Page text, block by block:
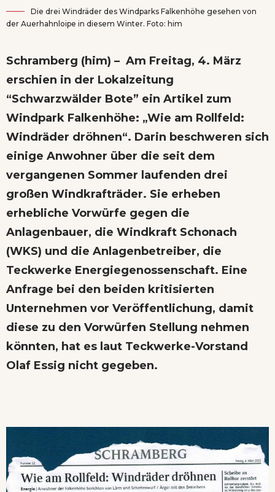
Die drei Windräder des Windparks Falkenhöhe gesehen von
der Auerhahnloipe in diesem Winter. Foto: him
Schramberg (him) – Am Freitag, 4. März
erschien in der Lokalzeitung
“Schwarzwälder Bote” ein Artikel zum
Windpark Falkenhöhe: „Wie am Rollfeld:
Windräder dröhnen“. Darin beschweren sich
einige Anwohner über die seit dem
vergangenen Sommer laufenden drei
großen Windkrafträder. Sie erheben
erhebliche Vorwürfe gegen die
Anlagenbauer, die Windkraft Schonach
(WKS) und die Anlagenbetreiber, die
Teckwerke Energiegenossenschaft. Eine
Anfrage bei den beiden kritisierten
Unternehmen vor Veröffentlichung, damit
diese zu den Vorwürfen Stellung nehmen
könnten, hat es laut Teckwerke-Vorstand
Olaf Essig nicht gegeben.